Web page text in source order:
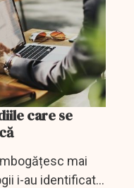
care se
mai
i-au identificat